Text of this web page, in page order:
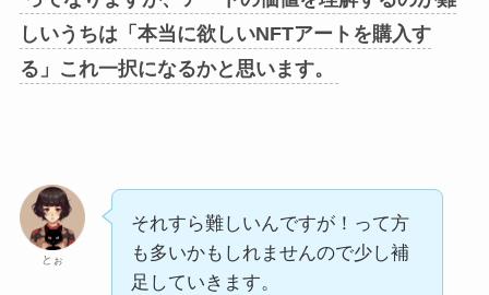
しいうちは「本当に欲しいNFTアートを購入す
る」これ一択になるかと思います。
とぉ
それすら難しいんですが！って方
も多いかもしれませんので少し補
足していきます。